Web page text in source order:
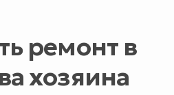
ремонт в
хозяина